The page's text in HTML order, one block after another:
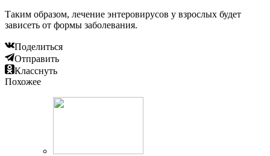
Таким образом, лечение энтеровирусов у взрослых будет
зависеть от формы заболевания.
Поделиться
Отправить
Класснуть
Похожее